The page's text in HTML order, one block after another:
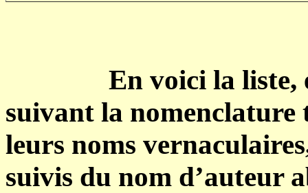
En voici la liste,
suivant la nomenclature
leurs noms
suivis du nom d’auteur